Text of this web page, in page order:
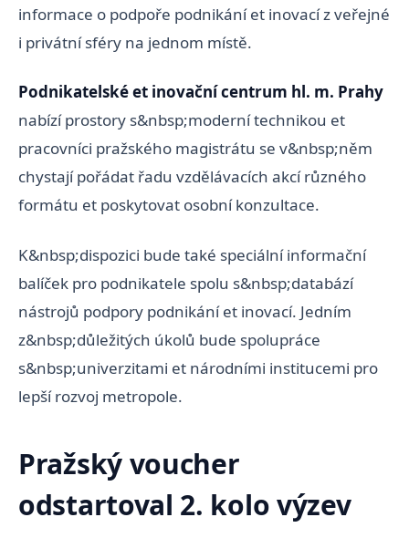
informace o podpoře podnikání et inovací z veřejné
i privátní sféry na jednom místě.
Podnikatelské et inovační centrum hl. m. Prahy
nabízí prostory s&nbsp;moderní technikou et
pracovníci pražského magistrátu se v&nbsp;něm
chystají pořádat řadu vzdělávacích akcí různého
formátu et poskytovat osobní konzultace.
K&nbsp;dispozici bude také speciální informační
balíček pro podnikatele spolu s&nbsp;databází
nástrojů podpory podnikání et inovací. Jedním
z&nbsp;důležitých úkolů bude spolupráce
s&nbsp;univerzitami et národními institucemi pro
lepší rozvoj metropole.
Pražský voucher
odstartoval 2. kolo výzev